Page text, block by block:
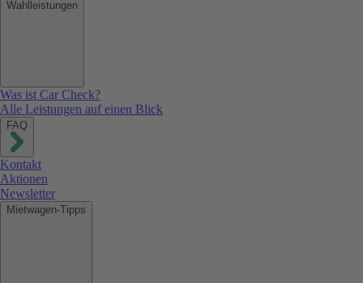
Wahlleistungen
Was ist Car Check?
Alle Leistungen auf einen Blick
FAQ
Kontakt
Aktionen
Newsletter
Mietwagen-Tipps